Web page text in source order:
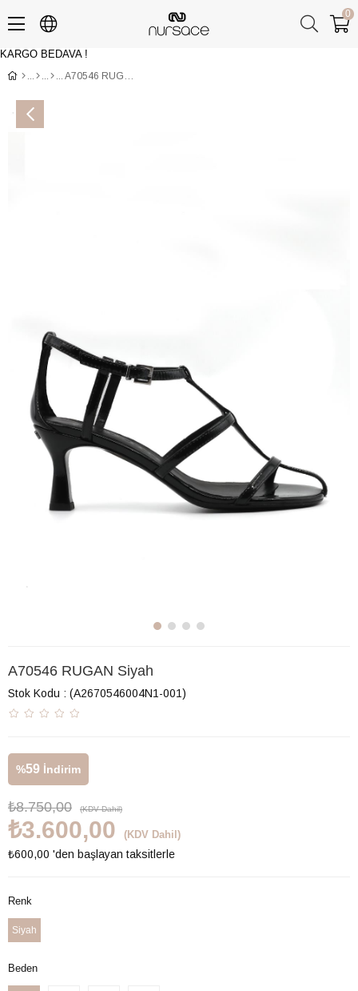
KARGO BEDAVA !
0
A70546 RUGAN Siyah
A70546 RUGAN Siyah
Stok Kodu (A2670546004N1-001)
%59 İndirim
₺8.750,00 (KDV Dahil)
₺3.600,00 (KDV Dahil)
₺600,00 'den başlayan taksitlerle
Renk
Siyah
Beden